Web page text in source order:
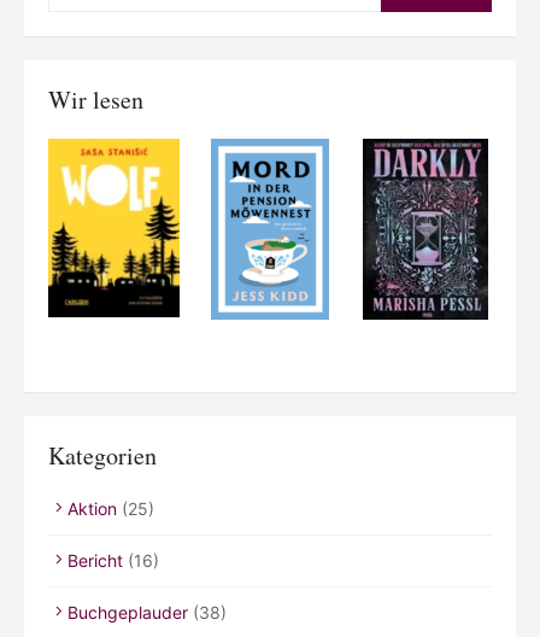
Wir lesen
Kategorien
Aktion (25)
Bericht (16)
Buchgeplauder (38)